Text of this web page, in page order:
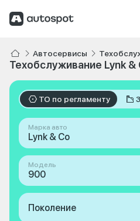
Автосервисы
Техобслуживание Lynk &
ТО по регламенту
Марка авто
Lynk & Co
Модель
900
Поколение